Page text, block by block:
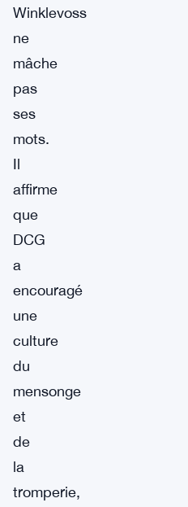
Winklevoss
ne
mâche
pas
ses
mots.
Il
affirme
que
DCG
a
encouragé
une
culture
du
mensonge
et
de
la
tromperie,